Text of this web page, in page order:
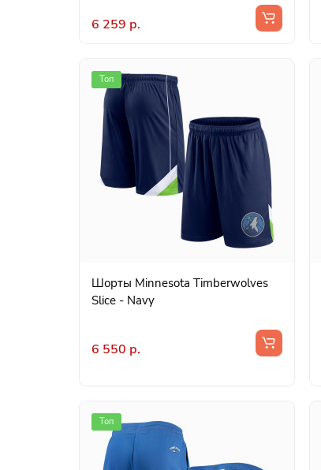
6 259 р.
Топ
Шорты Minnesota Timberwolves
Slice - Navy
6 550 р.
Топ